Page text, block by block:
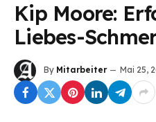
Kip Moore:
Liebes-
By Mitarbeiter Mai 25,